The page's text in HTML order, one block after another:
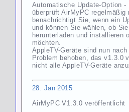
Automatische Update-Option -
überprüft AirMyPC regelmäßig
benachrichtigt Sie, wenn ein
und können Sie wählen, ob
herunterladen und installieren
möchten.
AppleTV-Geräte sind nun nach
Problem behoben, das v1.3.0
nicht alle AppleTV-Geräte
28. Jan 2015
AirMyPC V1.3.0 veröffentlicht